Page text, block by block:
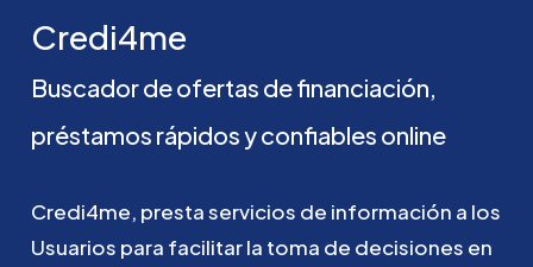
Credi4me
Buscadordeofertas definanciación,
préstamos rápidosyconfiables online
Credi4me, prestaservicios de información a los
Usuarios para facilitarla toma de decisiones en